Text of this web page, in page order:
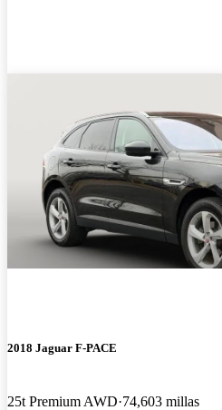
2018 Jaguar F-PACE
25t Premium AWD 74,603 millas